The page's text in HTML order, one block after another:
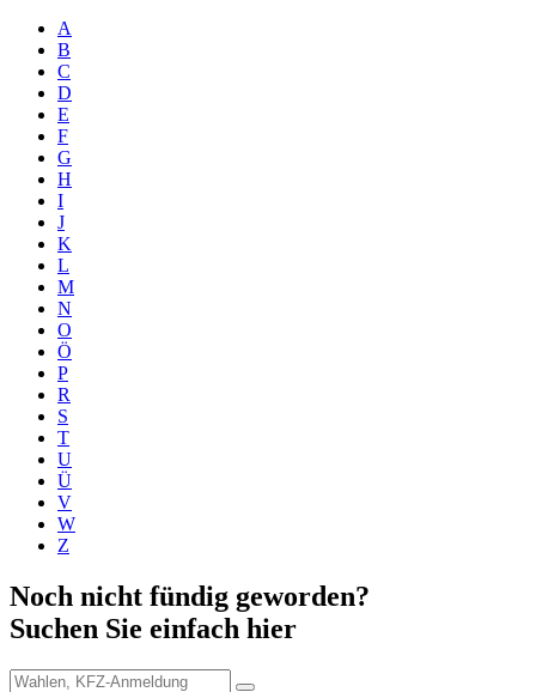
A
B
C
D
E
F
G
H
I
J
K
L
M
N
O
Ö
P
R
S
T
U
Ü
V
W
Z
Noch nicht fündig geworden?
Suchen Sie einfach hier